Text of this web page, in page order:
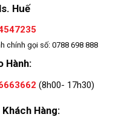
Huế
chính gọi số: 0788 698 888
Hành:
(8h00- 17h30)
Hàng: